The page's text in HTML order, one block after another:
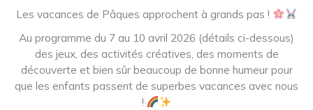
Les vacances de Pâques approchent à grands pas !
Au programme du 7 au 10 avril 2026 (détails ci-dessous)
des jeux, des activités créatives, des moments de
découverte et bien sûr beaucoup de bonne humeur pour
que les enfants passent de superbes vacances avec nous
!